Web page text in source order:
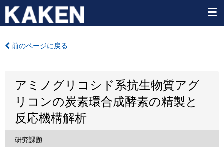
前のページに戻る
アミノグリコシド系抗生物質アグ
リコンの炭素環合成酵素の精製と
反応機構解析
研究課題